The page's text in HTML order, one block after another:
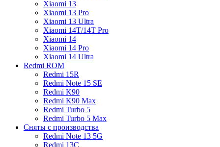
Xiaomi 13
Xiaomi 13 Pro
Xiaomi 13 Ultra
Xiaomi 14T/14T Pro
Xiaomi 14
Xiaomi 14 Pro
Xiaomi 14 Ultra
Redmi ROM
Redmi 15R
Redmi Note 15 SE
Redmi K90
Redmi K90 Max
Redmi Turbo 5
Redmi Turbo 5 Max
Сняты с производства
Redmi Note 13 5G
Redmi 13C